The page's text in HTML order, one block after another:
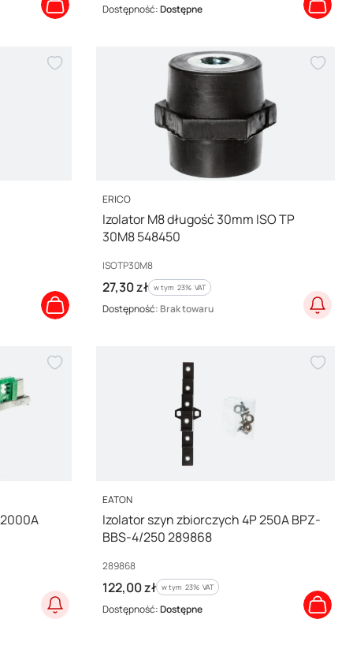
Dostępność:Dostępne
PRODUCENT
ERICO
Izolator M8 długość 30mm ISO TP
30M8 548450
Kod producenta
ISOTP30M8
Cena brutto
27,30 zł w tym %s VAT
w tym 23% VAT
Dostępność: Brak towaru
PRODUCENT
EATON
Izolator szyn zbiorczych 4P 250A BPZ-
BBS-4/250 289868
Kod producenta
289868
Cena brutto
122,00 zł w tym %s VAT
w tym 23% VAT
Dostępność:Dostępne